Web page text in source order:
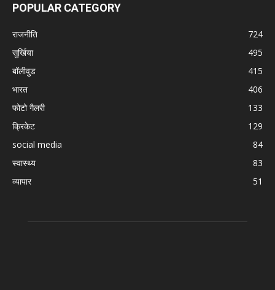
POPULAR CATEGORY
राजनीति
724
सुर्खिया
495
बॉलीवुड
415
भारत
406
फोटो गैलरी
133
क्रिकेट
129
social media
84
स्वास्थ्य
83
व्यापार
51